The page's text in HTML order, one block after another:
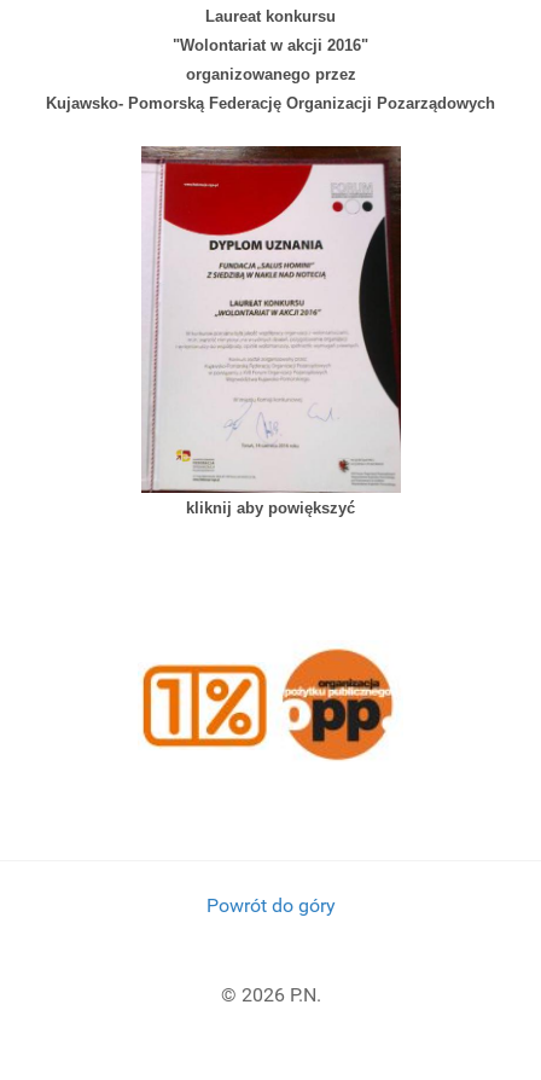
Laureat konkursu
"Wolontariat w akcji 2016"
organizowanego przez
Kujawsko- Pomorską Federację Organizacji Pozarządowych
kliknij aby powiększyć
Powrót do góry
© 2026 P.N.